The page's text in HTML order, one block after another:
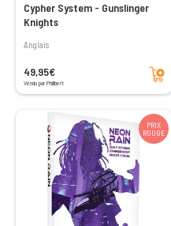
Cypher System - Gunslinger
Knights
Anglais
49,95€
Vendu par Philibert
Ajouter au panier
PRIX
ROUGE